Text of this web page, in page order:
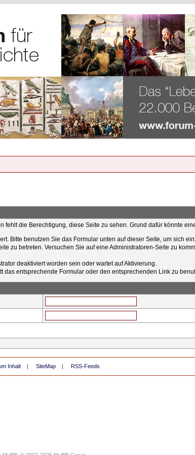
fehlt die Berechtigung, diese Seite zu sehen. Grund dafür könnte
Bitte benutzen Sie das Formular unten auf dieser Seite, um sich
zu betreten. Versuchen Sie auf eine Administratoren-Seite zu
deaktiviert worden sein oder wartet auf Aktivierung.
das entsprechende Formular oder den entsprechenden Link zu
Inhalt | SiteMap | RSS-Feeds